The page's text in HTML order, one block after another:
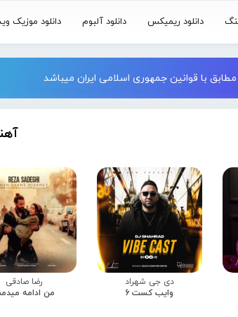
دانلود ریمیکس دانلود آلبوم دانلود موزیک
با قوانین جمهوری اسلامی ایران میباشد
دی جی شهراد
وایب کست 6
رضا صادقی
من ادامه